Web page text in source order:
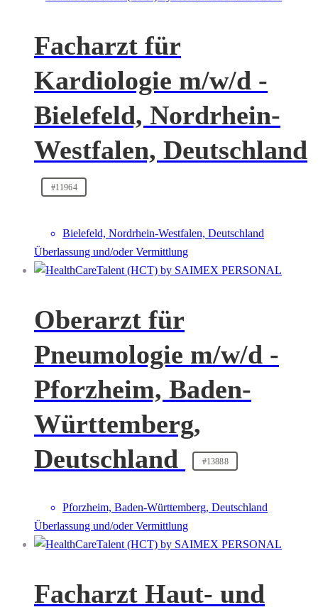
Facharzt für
Kardiologie m/w/d -
Bielefeld, Nordrhein-
Westfalen, Deutschland
#11964
Bielefeld, Nordrhein-Westfalen, Deutschland
Überlassung und/oder Vermittlung
Oberarzt für
Pneumologie m/w/d -
Pforzheim, Baden-
Württemberg,
Deutschland
#13888
Pforzheim, Baden-Württemberg, Deutschland
Überlassung und/oder Vermittlung
Facharzt Haut- und